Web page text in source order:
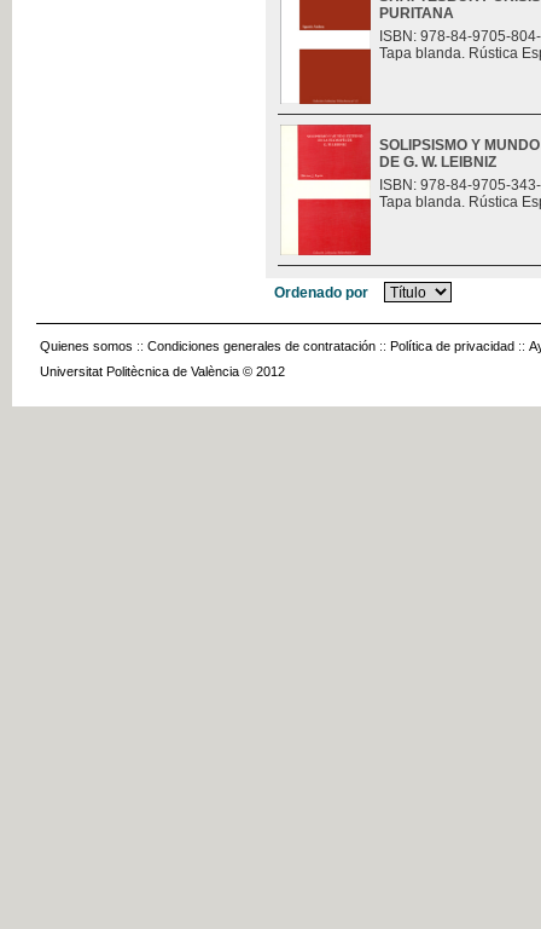
PURITANA
ISBN: 978-84-9705-
Tapa blanda. Rústica
SOLIPSISMO Y
DE G. W. LEIBNIZ
ISBN: 978-84-9705-
Tapa blanda. Rústica
Ordenado por
Quienes somos :: Condiciones generales de contratación :: Política de privacidad ::
Universitat Politècnica de València © 2012